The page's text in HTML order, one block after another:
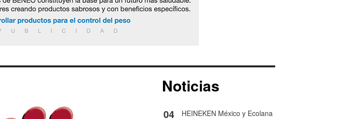
Noticias
HEINEKEN México y Ecolana
04